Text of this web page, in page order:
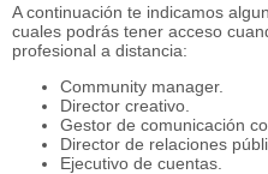
A continuación te indicamos
cuales podrás tener acceso
profesional a distancia:
Community manager.
Director creativo.
Gestor de comunicación
Director de relaciones
Ejecutivo de cuentas.